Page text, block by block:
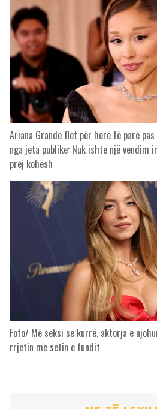
Ariana Grande flet për herë të parë
nga jeta publike: Nuk ishte një vendim
prej kohësh
Foto/ Më seksi se kurrë, aktorja e
rrjetin me setin e fundit